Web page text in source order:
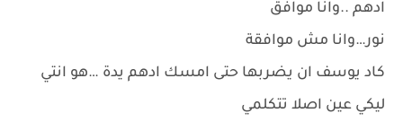
ادهم ..وانا موافق
نور…وانا مش موافقة
كاد يوسف ان يضربها حتى امسك ادهم يدة …هو انتي
ليكي عين اصلا تتكلمي